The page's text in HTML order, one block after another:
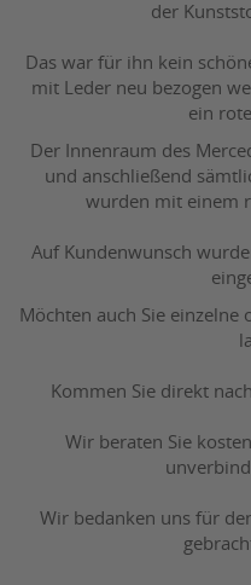
der
Das war für ihn kein
mit Leder neu bezogen
ein
Der Innenraum des
und anschließend
wurden mit einem
Auf Kundenwunsch
Möchten auch Sie
Kommen Sie direkt
Wir beraten Sie
Wir bedanken uns für